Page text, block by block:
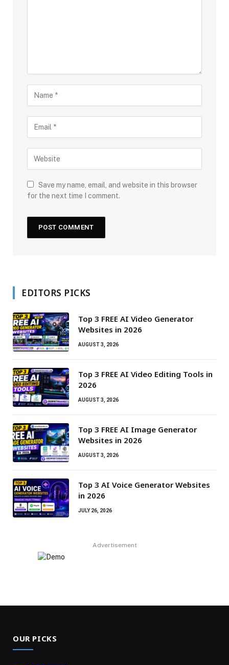
Save my name, email, and website in this browser
for the next time I comment.
EDITORS PICKS
Top 3 FREE AI Video Generator
Websites in 2026
AUGUST 3, 2026
Top 3 FREE AI Video Editing Tools in
2026
AUGUST 3, 2026
Top 3 FREE AI Image Generator
Websites in 2026
AUGUST 3, 2026
Top 3 AI Voice Generator Websites
in 2026
JULY 26, 2026
Advertisement
OUR PICKS